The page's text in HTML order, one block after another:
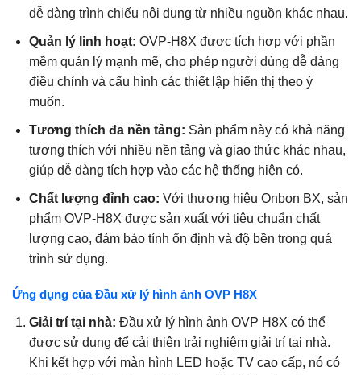
dễ dàng trình chiếu nội dung từ nhiều nguồn khác nhau.
Quản lý linh hoạt: OVP-H8X được tích hợp với phần
mềm quản lý mạnh mẽ, cho phép người dùng dễ dàng
điều chỉnh và cấu hình các thiết lập hiển thị theo ý
muốn.
Tương thích đa nền tảng: Sản phẩm này có khả năng
tương thích với nhiều nền tảng và giao thức khác nhau,
giúp dễ dàng tích hợp vào các hệ thống hiện có.
Chất lượng đỉnh cao: Với thương hiệu Onbon BX, sản
phẩm OVP-H8X được sản xuất với tiêu chuẩn chất
lượng cao, đảm bảo tính ổn định và độ bền trong quá
trình sử dụng.
Ứng dụng của Đầu xử lý hình ảnh OVP H8X
Giải trí tại nhà: Đầu xử lý hình ảnh OVP H8X có thể
được sử dụng để cải thiện trải nghiệm giải trí tại nhà.
Khi kết hợp với màn hình LED hoặc TV cao cấp, nó có